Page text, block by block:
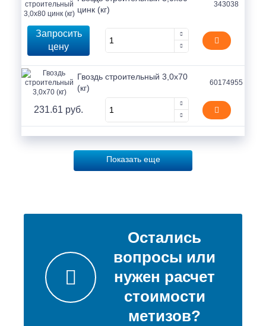
цинк (кг)
343038
Запросить
цену
Гвоздь строительный 3,0х70
(кг)
60174955
231.61 руб.
Показать еще
Остались
вопросы или
нужен расчет
стоимости
метизов?